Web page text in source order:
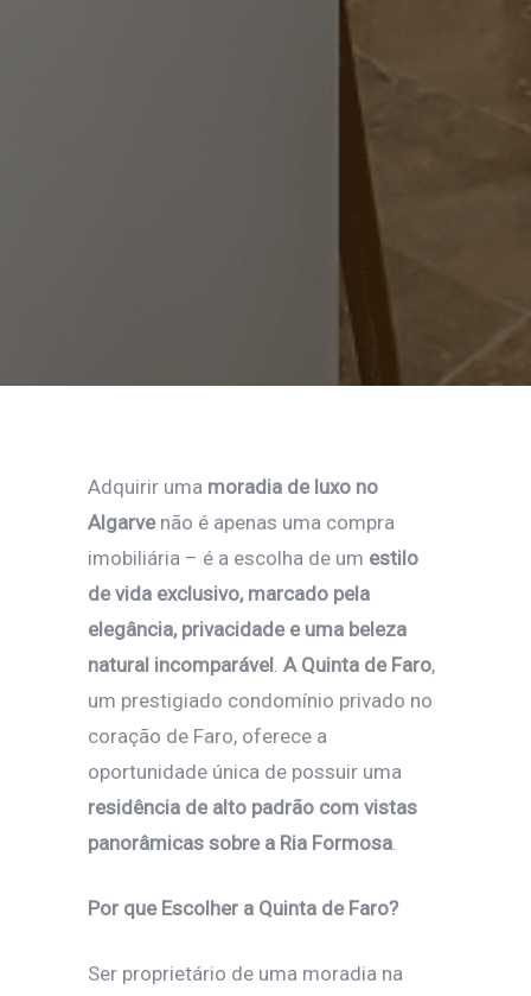
Adquirir uma moradia de luxo no
Algarvenão é apenas uma compra
imobiliária – é a escolha de um estilo
de vida exclusivo, marcado pela
elegância, privacidade e uma beleza
natural incomparável. A Quinta de Faro,
um prestigiado condomínio privado no
coração de Faro, oferece a
oportunidade única de possuir uma
residência de alto padrão com vistas
panorâmicas sobre a Ria Formosa.
Por que Escolher a Quinta de Faro?
Ser proprietário de uma moradia na